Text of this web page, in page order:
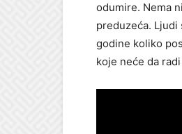
odumire. Nema
preduzeća.
godine koliko
koje neće da